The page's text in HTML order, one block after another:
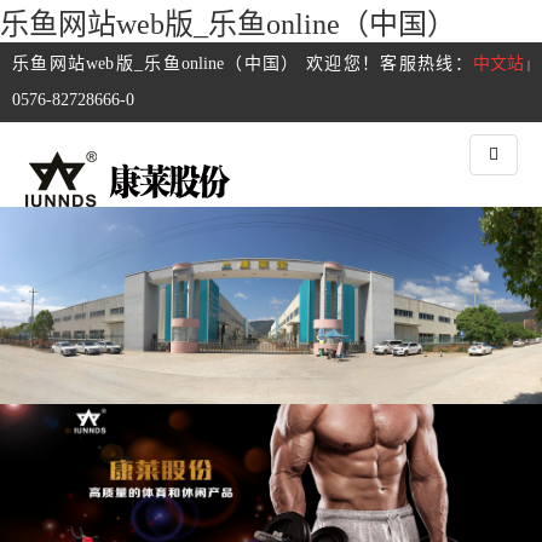
乐鱼网站web版_乐鱼online（中国）
中文站 |
乐鱼网站web版_乐鱼online（中国） 欢迎您！客服热线：
0576-82728666-0